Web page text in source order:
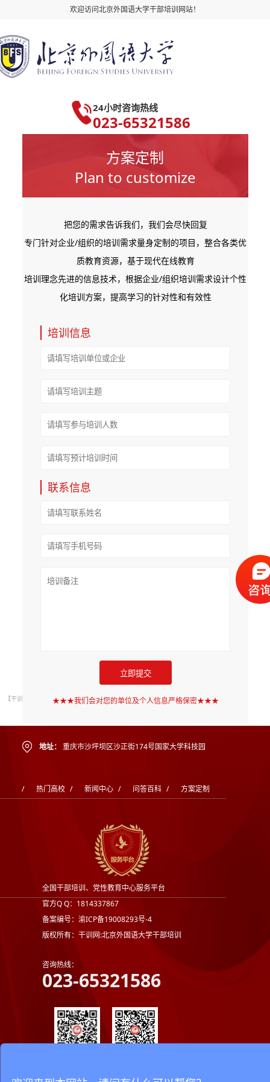
欢迎访问北京外国语大学干部培训网站！
24小时咨询热线
023-65321586
方案定制
Plan to customize
把您的需求告诉我们，我们会尽快回复
专门针对企业/组织的培训需求量身定制的项目，整合各类优
质教育资源，基于现代在线教育
培训理念先进的信息技术，根据企业/组织培训需求设计个性
化培训方案，提高学习的针对性和有效性
培训信息
联系信息
★★★我们会对您的单位及个人信息严格保密★★★
【干训网声明】网站有的文章及图片均来源于学校官网或互联网，若有侵权请联系
地址： 重庆市沙坪坝区沙正街174号国家大学科技园
/ 热门高校 / 新闻中心 / 问答百科 / 方案定制
全国干部培训、党性教育中心服务平台
官方Q Q：1814337867
备案编号：渝ICP备19008293号-4
版权所有：干训网:北京外国语大学干部培训
咨询热线：
023-65321586